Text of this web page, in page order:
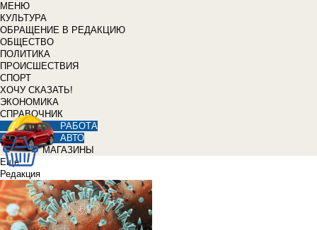
МЕНЮ
КУЛЬТУРА
ОБРАЩЕНИЕ В РЕДАКЦИЮ
ОБЩЕСТВО
ПОЛИТИКА
ПРОИСШЕСТВИЯ
СПОРТ
ХОЧУ СКАЗАТЬ!
ЭКОНОМИКА
СПРАВОЧНИК
РАБОТА
АВТО
МАГАЗИНЫ
Еще
Редакция